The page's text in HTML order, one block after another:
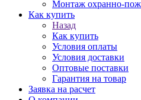
Монтаж охранно-
Как купить
Назад
Как купить
Условия оплаты
Условия доставки
Оптовые поставки
Гарантия на товар
Заявка на расчет